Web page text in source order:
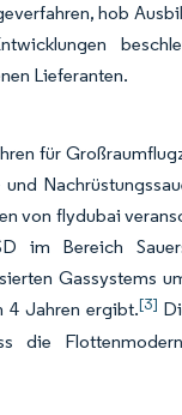
hob
Lieferanten.
für
von flydubai
im Bereich
Gassystems
4 Jahren ergibt.[3]
die